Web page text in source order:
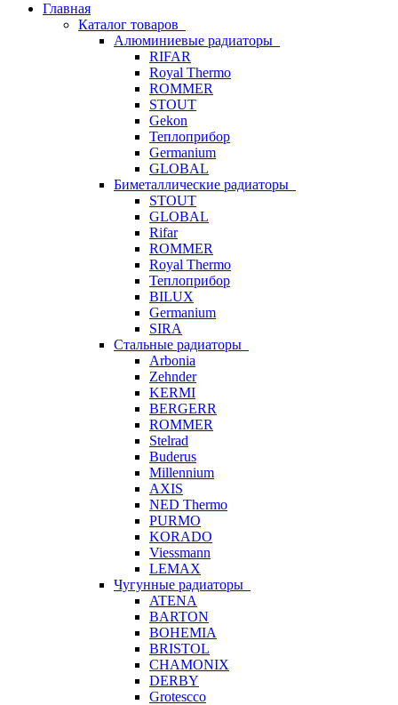
Главная
Каталог товаров
Алюминиевые радиаторы
RIFAR
Royal Thermo
ROMMER
STOUT
Gekon
Теплоприбор
Germanium
GLOBAL
Биметаллические радиаторы
STOUT
GLOBAL
Rifar
ROMMER
Royal Thermo
Теплоприбор
BILUX
Germanium
SIRA
Стальные радиаторы
Arbonia
Zehnder
KERMI
BERGERR
ROMMER
Stelrad
Buderus
Millennium
AXIS
NED Thermo
PURMO
KORADO
Viessmann
LEMAX
Чугунные радиаторы
ATENA
BARTON
BOHEMIA
BRISTOL
CHAMONIX
DERBY
Grotescco